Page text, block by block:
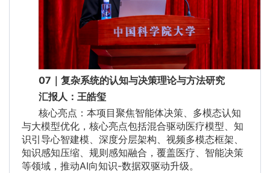
07｜复杂系统的认知与决策理论与方法研究
汇报人：王皓玺
核心亮点：本项目聚焦智能体决策、多模态认知
与大模型优化，核心亮点包括混合驱动医疗模型、知
识引导心智建模、深度分层架构、视频多模态框架、
知识感知压缩、规则感知融合，覆盖医疗、智能决策
等领域，推动AI向知识-数据双驱动升级。